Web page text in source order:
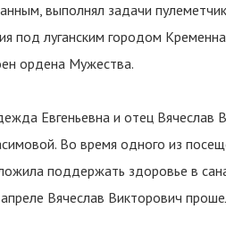
выполнял задачи
под луганским городом
ордена Мужества.
Евгеньевна и отец Вячеслав
Во время одного из
поддержать здоровье в
Вячеслав Викторович